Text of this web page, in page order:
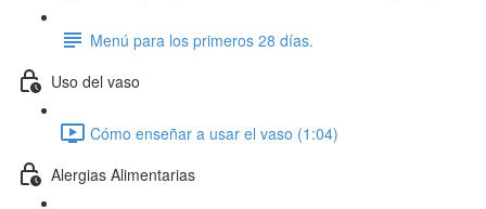
Menú para los primeros 28 días.
Uso del vaso
Cómo enseñar a usar el vaso (1:04)
Alergias Alimentarias